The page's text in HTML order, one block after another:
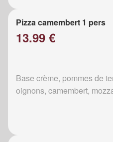
Pizza camembert 1 pers
13.99 €
Base crème, pommes de
oignons, camembert,